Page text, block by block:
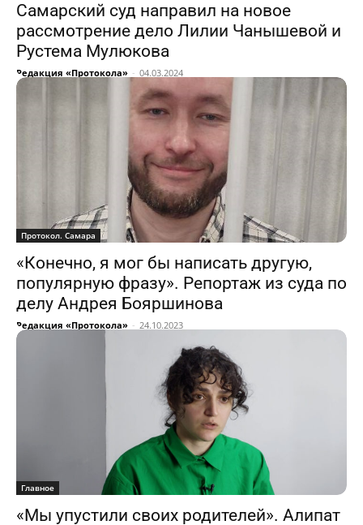
Самарский суд направил на новое
рассмотрение дело Лилии Чанышевой и
Рустема Мулюкова
Редакция «Протокола» - 04.03.2024
Протокол. Самара
«Конечно, я мог бы написать другую,
популярную фразу». Репортаж из суда по
делу Андрея Бояршинова
Редакция «Протокола» - 24.10.2023
Главное
«Мы упустили своих родителей». Алипат